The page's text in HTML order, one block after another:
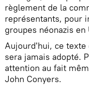
règlement de la
représentants, pour
groupes néonazis
Aujourd'hui, ce
sera jamais adopté.
attention au fait
John Conyers.